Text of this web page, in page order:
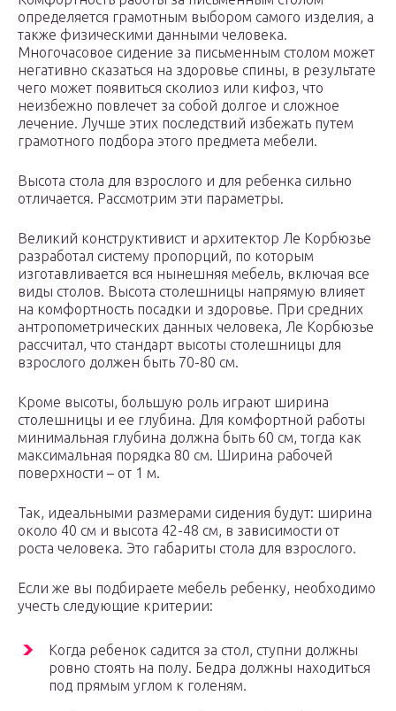
определяется грамотным выбором самого изделия, а
также физическими данными человека.
Многочасовое сидение за письменным столом может
негативно сказаться на здоровье спины, в результате
чего может появиться сколиоз или кифоз, что
неизбежно повлечет за собой долгое и сложное
лечение. Лучше этих последствий избежать путем
грамотного подбора этого предмета мебели.
Высота стола для взрослого и для ребенка сильно
отличается. Рассмотрим эти параметры.
Великий конструктивист и архитектор Ле Корбюзье
разработал систему пропорций, по которым
изготавливается вся нынешняя мебель, включая все
виды столов. Высота столешницы напрямую влияет
на комфортность посадки и здоровье. При средних
антропометрических данных человека, Ле Корбюзье
рассчитал, что стандарт высоты столешницы для
взрослого должен быть 70-80 см.
Кроме высоты, большую роль играют ширина
столешницы и ее глубина. Для комфортной работы
минимальная глубина должна быть 60 см, тогда как
максимальная порядка 80 см. Ширина рабочей
поверхности – от 1 м.
Так, идеальными размерами сидения будут: ширина
около 40 см и высота 42-48 см, в зависимости от
роста человека. Это габариты стола для взрослого.
Если же вы подбираете мебель ребенку, необходимо
учесть следующие критерии:
Когда ребенок садится за стол, ступни должны
ровно стоять на полу. Бедра должны находиться
под прямым углом к голеням.